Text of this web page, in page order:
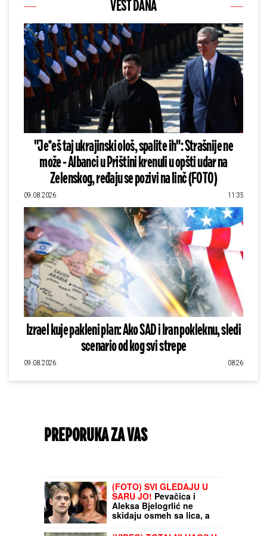
VEST DANA
"Je*eš taj ukrajinski ološ, spalite ih": Strašnije ne
može - Albanci u Prištini krenuli u opšti udar na
Zelenskog, ređaju se pozivi na linč (FOTO)
09.08.2026 11:35
Izrael kuje pakleni plan: Ako SAD i Iran pokleknu, sledi
scenario od kog svi strepe
09.08.2026 08:26
PREPORUKA ZA VAS